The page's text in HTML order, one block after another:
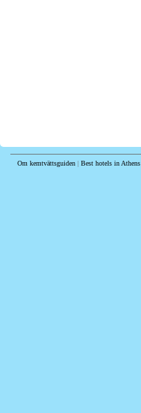
Om kemtvättsguiden | Best hotels in Athens